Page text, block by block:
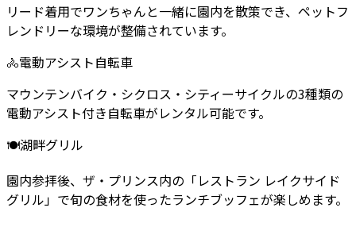
リード着用でワンちゃんと一緒に園内を散策でき、ペットフ
レンドリーな環境が整備されています。
🚴電動アシスト自転車
マウンテンバイク・シクロス・シティーサイクルの3種類の
電動アシスト付き自転車がレンタル可能です。
🍽️湖畔グリル
園内参拝後、ザ・プリンス内の「レストラン レイクサイド
グリル」で旬の食材を使ったランチブッフェが楽しめます。